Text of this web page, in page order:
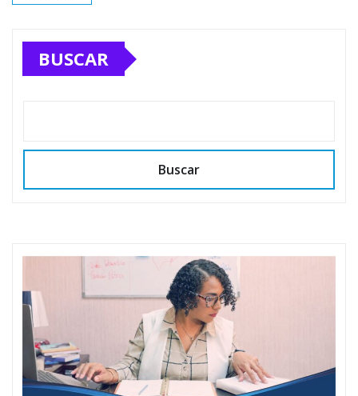
BUSCAR
Buscar